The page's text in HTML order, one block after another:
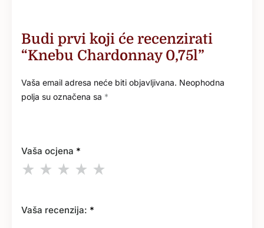
Budi prvi koji će recenzirati
“Knebu Chardonnay 0,75l”
Vaša email adresa neće biti objavljivana. Neophodna
polja su označena sa *
Vaša ocjena *
Vaša recenzija: *